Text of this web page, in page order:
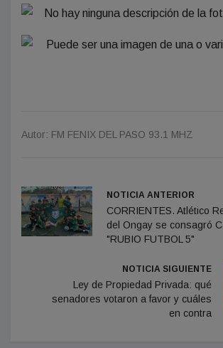
Autor: FM FENIX DEL PASO 93.1 MHZ
NOTICIA ANTERIOR
CORRIENTES. Atlético
del Ongay se consagró
"RUBIO FUTBOL 5"
NOTICIA SIGUIENTE
Ley de Propiedad Privada: qué
senadores votaron a favor y cuáles
en contra